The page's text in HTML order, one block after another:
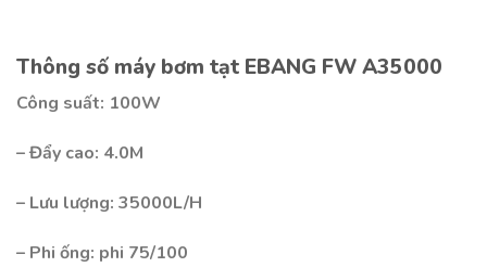
Thông số máy bơm tạt EBANG FW A35000
Công suất: 100W
– Đẩy cao: 4.0M
– Lưu lượng: 35000L/H
– Phi ống: phi 75/100